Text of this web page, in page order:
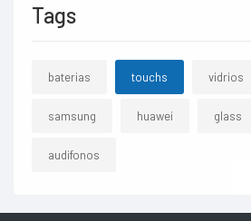
Tags
baterias touchs vidrios
samsung huawei glass
audifonos